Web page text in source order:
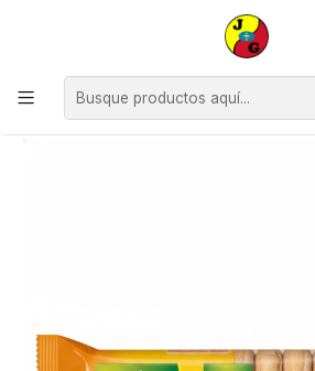
Disponible sólo Retiro en
Supermercado Galletas
Galletas Gullón Champaña ( 3